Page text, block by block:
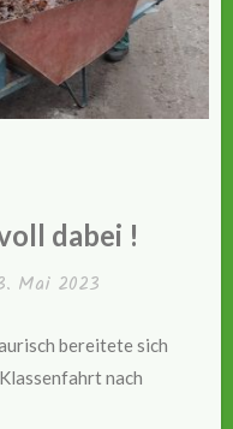
dabei !
Mai 2023
bereitete sich
nach